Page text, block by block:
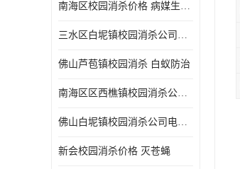
南海区校园消杀价格 病媒生物防治
三水区白坭镇校园消杀公司电话 消杀记录表
佛山芦苞镇校园消杀 白蚁防治
南海区区西樵镇校园消杀公司 害虫防治
佛山白坭镇校园消杀公司电话 除四害
新会校园消杀价格 灭苍蝇